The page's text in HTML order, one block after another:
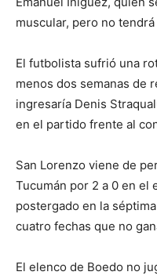
muscular, pero no
El futbolista sufrió una
menos dos semanas de
ingresaría Denis
en el partido frente al
San Lorenzo viene de
Tucumán por 2 a 0 en el
postergado en la
cuatro fechas que no
El elenco de Boedo no